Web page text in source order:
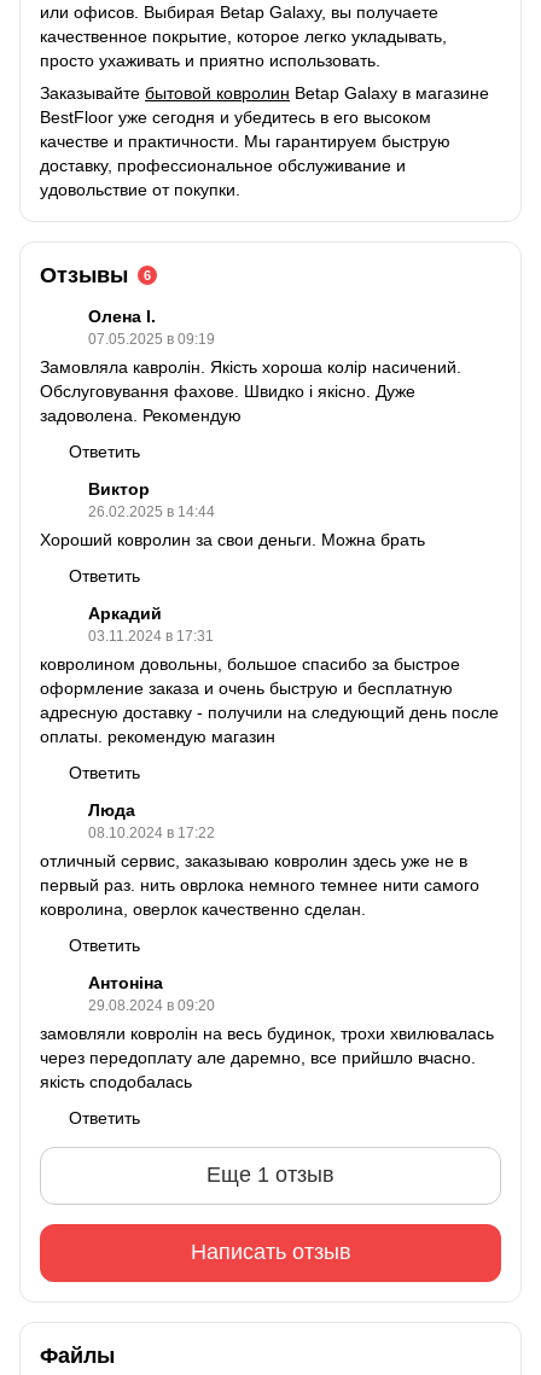
или офисов. Выбирая Betap Galaxy, вы получаете
качественное покрытие, которое легко укладывать,
просто ухаживать и приятно использовать.
Заказывайте бытовой ковролин Betap Galaxy в магазине
BestFloor уже сегодня и убедитесь в его высоком
качестве и практичности. Мы гарантируем быструю
доставку, профессиональное обслуживание и
удовольствие от покупки.
Отзывы 6
Олена І.
07.05.2025 в 09:19
Замовляла кавролін. Якість хороша колір насичений.
Обслуговування фахове. Швидко і якісно. Дуже
задоволена. Рекомендую
Ответить
Виктор
26.02.2025 в 14:44
Хороший ковролин за свои деньги. Можна брать
Ответить
Аркадий
03.11.2024 в 17:31
ковролином довольны, большое спасибо за быстрое
оформление заказа и очень быструю и бесплатную
адресную доставку - получили на следующий день после
оплаты. рекомендую магазин
Ответить
Люда
08.10.2024 в 17:22
отличный сервис, заказываю ковролин здесь уже не в
первый раз. нить оврлока немного темнее нити самого
ковролина, оверлок качественно сделан.
Ответить
Антоніна
29.08.2024 в 09:20
замовляли ковролін на весь будинок, трохи хвилювалась
через передоплату але даремно, все прийшло вчасно.
якість сподобалась
Ответить
Еще 1 отзыв
Написать отзыв
Файлы